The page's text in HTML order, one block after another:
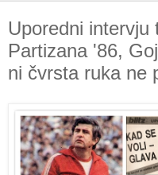
Uporedni intervju
Partizana '86,
ni čvrsta ruka ne